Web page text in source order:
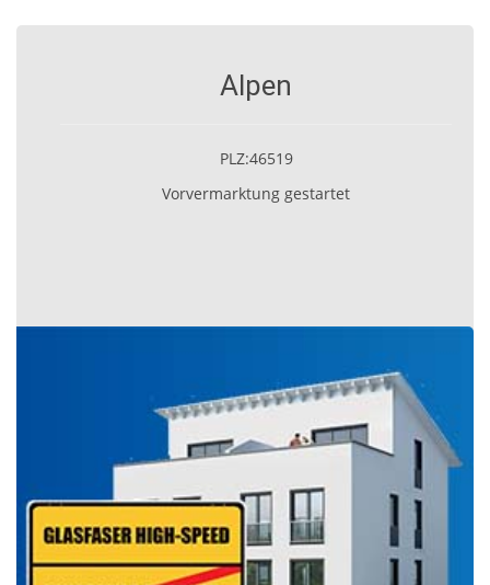
Alpen
PLZ:46519
Vorvermarktung gestartet